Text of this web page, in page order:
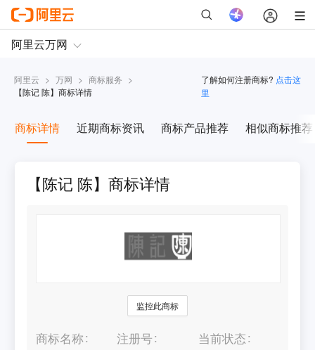
阿里云 > 万网 > 商标服务 >
【陈记 陈】商标详情
了解如何注册商标? 点击这
里
商标详情 近期商标资讯 商标产品推荐 相似商标推荐
【陈记 陈】商标详情
监控此商标
商标名称
注册号
当前状态